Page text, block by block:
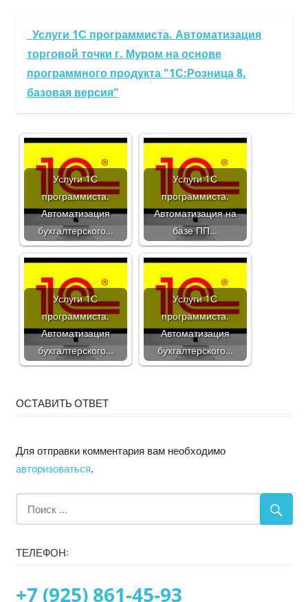
Услуги 1С программиста. Автоматизация
торговой точки г. Муром на основе
программного продукта "1С:Розница 8.
базовая версия"
Услуги 1С
программиста.
Автоматизация
бухгалтерского…
Услуги 1С
программиста.
Автоматизация на
базе ПП…
Услуги 1С
программиста.
Автоматизация
бухгалтерского…
Услуги 1С
программиста.
Автоматизация
бухгалтерского…
ОСТАВИТЬ ОТВЕТ
Для отправки комментария вам необходимо
авторизоваться.
ТЕЛЕФОН:
+7 (925) 861-45-93